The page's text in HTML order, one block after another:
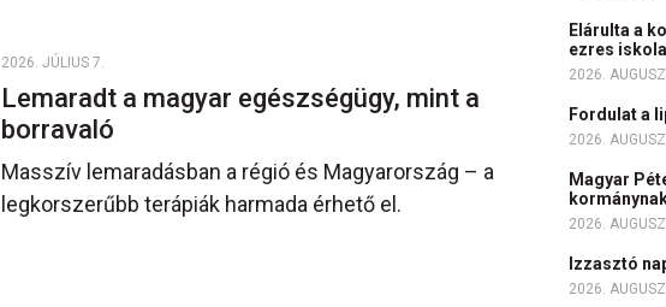
2026. JÚLIUS 7.
Lemaradt a magyar egészségügy, mint a
borravaló
Masszív lemaradásban a régió és Magyarország – a
legkorszerűbb terápiák harmada érhető el.
Elárulta a
ezres
2026.
Fordulat a
2026.
Magyar
2026.
Izzasztó
2026.